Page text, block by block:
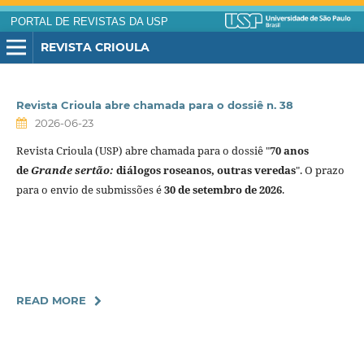
PORTAL DE REVISTAS DA USP
REVISTA CRIOULA
Revista Crioula abre chamada para o dossiê n. 38
2026-06-23
Revista Crioula (USP) abre chamada para o dossiê "70anos
deGrande sertão: diálogos roseanos, outras veredas". O prazo
para o envio de submissões é30 de setembro de 2026.
READ MORE